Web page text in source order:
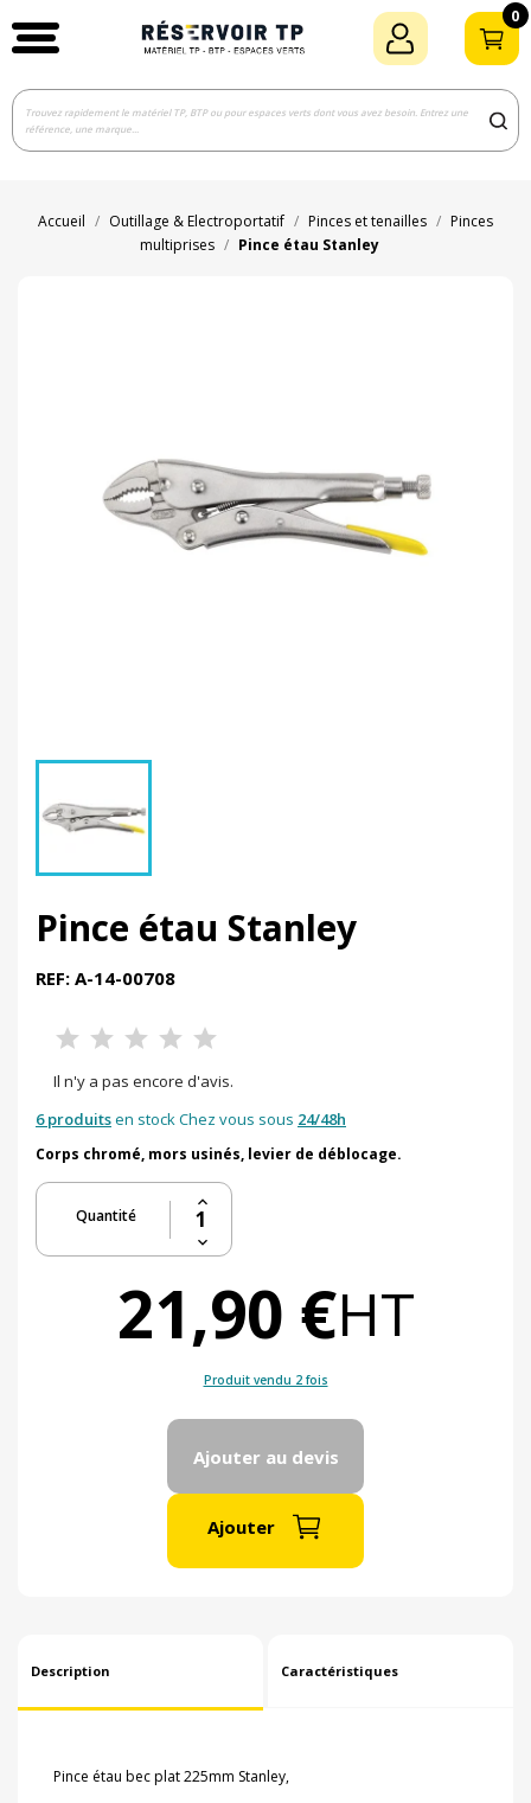
0
Accueil Outillage & Electroportatif Pinces et tenailles
Pinces
multiprises
Pince étau Stanley
Pince étau Stanley
REF: A-14-00708
Il n'y a pas encore d'avis.
6 produitsen stock Chez vous sous 24/48h
Corps chromé, mors usinés, levier de déblocage.
Quantité
21,90 €HT
Produit vendu 2 fois
Ajouter au devis
Ajouter
Description Caractéristiques
Pince étau bec plat 225mm Stanley,